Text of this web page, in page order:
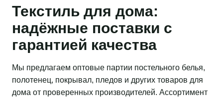
Текстиль для дома:
надёжные поставки с
гарантией качества
Мы предлагаем оптовые партии постельного белья,
полотенец, покрывал, пледов и других товаров для
дома от проверенных производителей. Ассортимент